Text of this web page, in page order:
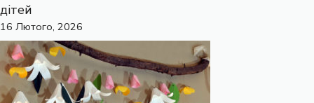
дітей
16 Лютого, 2026